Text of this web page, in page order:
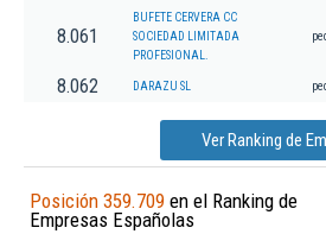
8.061
BUFETE CERVERA CC
SOCIEDAD LIMITADA
PROFESIONAL.
8.062 DARAZU SL
Ver Ranking de
Posición 359.709 en el Ranking de
Empresas Españolas